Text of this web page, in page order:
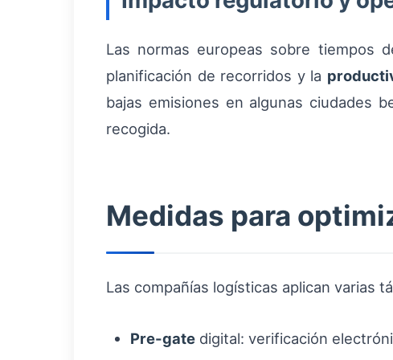
Las normas europeas sobre tiempos
planificación de recorridos y la
bajas emisiones en algunas ciudades
recogida.
Medidas para
Las compañías logísticas aplican varias
Pre-gate digital: verificación